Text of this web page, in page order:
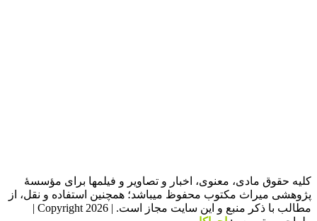
کلیه حقوق مادی، معنوی، اخبار و تصاویر و فیلمها برای مؤسسۀ
پژوهشی میراث مکتوب محفوظ میباشد؛ همچنین استفاده و نقل، از
مطالب با ذکر منبع و این سایت مجاز است. | Copyright 2026 |